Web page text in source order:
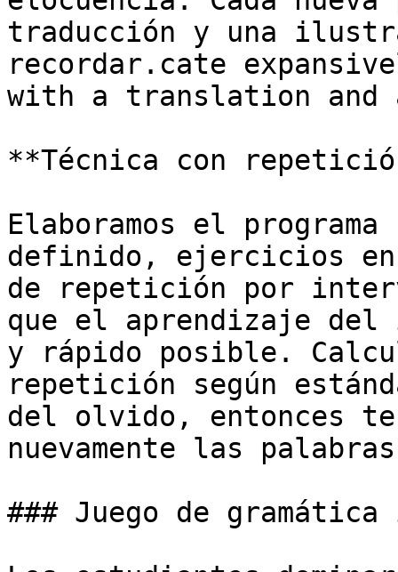
traducción y una
recordar.cate
with a translation and
**Técnica con
Elaboramos el
definido, ejercicios
de repetición por
que el aprendizaje del
y rápido posible.
repetición según
del olvido, entonces te
nuevamente las
### Juego de